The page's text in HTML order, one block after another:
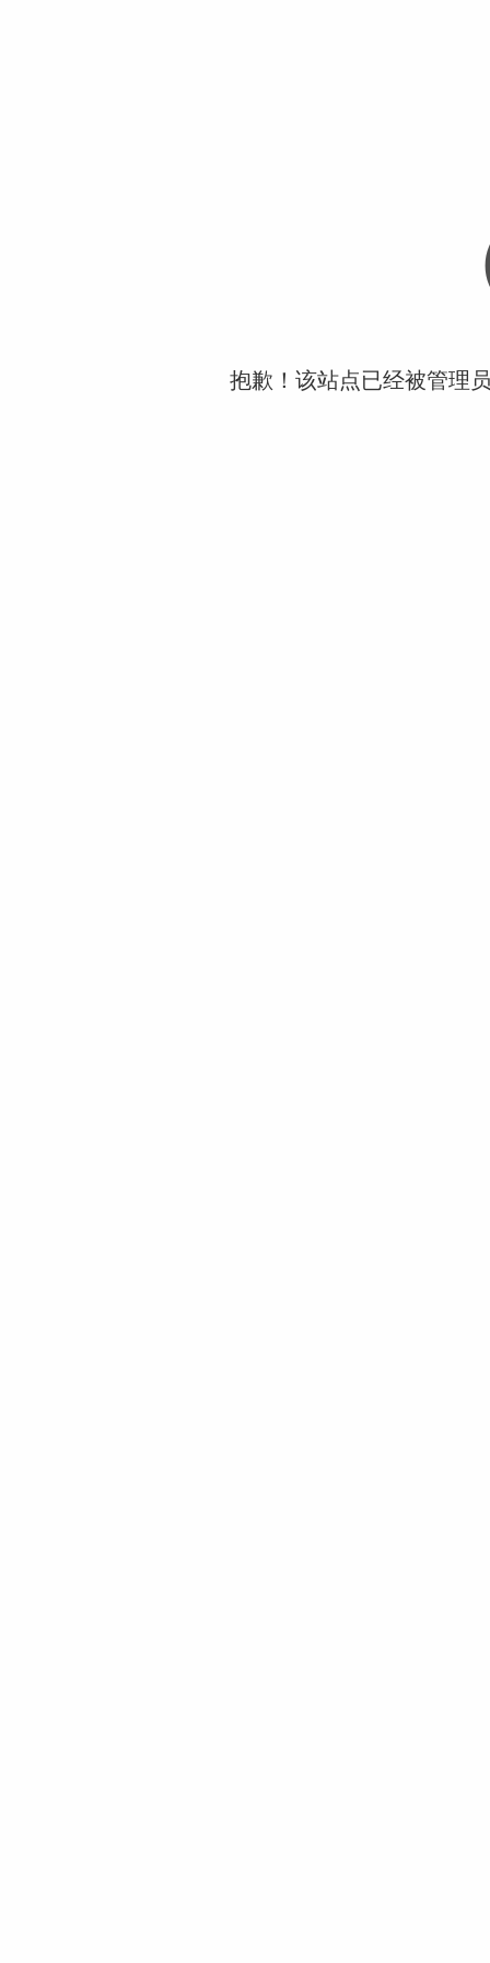
抱歉！该站点已经被管理